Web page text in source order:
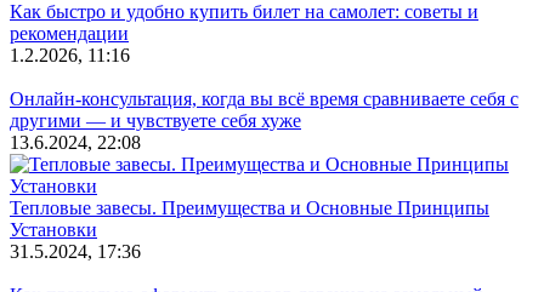
Как быстро и удобно купить билет на самолет: советы и
рекомендации
1.2.2026, 11:16
Онлайн-консультация, когда вы всё время сравниваете себя с
другими — и чувствуете себя хуже
13.6.2024, 22:08
Тепловые завесы. Преимущества и Основные Принципы
Установки
31.5.2024, 17:36